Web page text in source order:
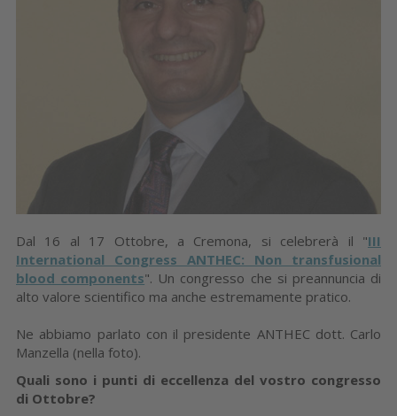
Dal 16 al 17 Ottobre, a Cremona, si celebrerà il "III
International Congress ANTHEC: Non transfusional
blood components". Un congresso che si preannuncia di
alto valore scientifico ma anche estremamente pratico.
Ne abbiamo parlato con il presidente ANTHEC dott. Carlo
Manzella (nella foto).
Quali sono i punti di eccellenza del vostro congresso
di Ottobre?